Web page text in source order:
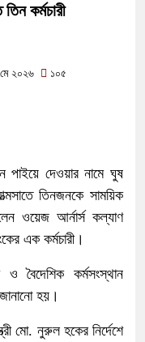
কর্মচারী
২০২৬ ১০৫
পাইয়ে দেওয়ার নামে ঘুষ
তিনজনকে সাময়িক
ওয়েজ আর্নার্স কল্যাণ
এক কর্মচারী।
বৈদেশিক কর্মসংস্থান
হয়।
মো. নুরুল হকের নির্দেশে